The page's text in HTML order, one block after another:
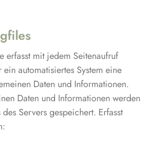
erfasst mit jedem Seitenaufruf
automatisiertes System eine
Daten und Informationen.
Daten und Informationen werden
Servers gespeichert. Erfasst